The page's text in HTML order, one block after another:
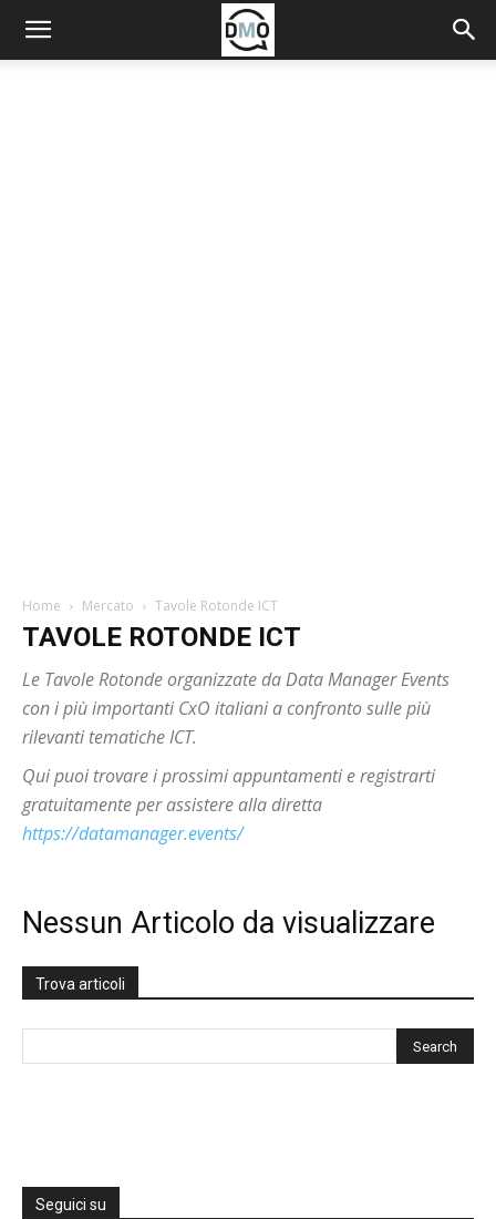
Home Mercato Tavole Rotonde ICT
TAVOLE ROTONDE ICT
Le Tavole Rotonde organizzate da Data Manager Events
con i più importanti CxO italiani a confronto sulle più
rilevanti tematiche ICT.
Qui puoi trovare i prossimi appuntamenti e registrarti
gratuitamente per assistere alla diretta
https://datamanager.events/
Nessun Articolo da visualizzare
Trova articoli
Seguici su